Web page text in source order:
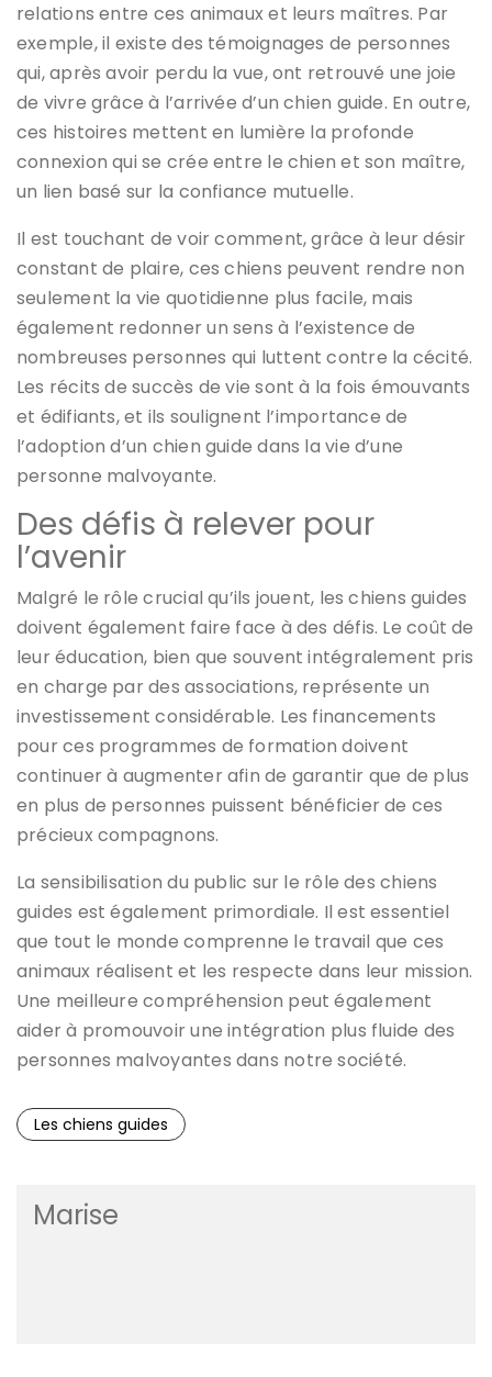
relations entre ces animaux et leurs maîtres. Par
exemple, il existe des témoignages de personnes
qui, après avoir perdu la vue, ont retrouvé une joie
de vivre grâce à l’arrivée d’un chien guide. En outre,
ces histoires mettent en lumière la profonde
connexion qui se crée entre le chien et son maître,
un lien basé sur la confiance mutuelle.
Il est touchant de voir comment, grâce à leur désir
constant de plaire, ces chiens peuvent rendre non
seulement la vie quotidienne plus facile, mais
également redonner un sens à l’existence de
nombreuses personnes qui luttent contre la cécité.
Les récits de succès de vie sont à la fois émouvants
et édifiants, et ils soulignent l’importance de
l’adoption d’un chien guide dans la vie d’une
personne malvoyante.
Des défis à relever pour
l’avenir
Malgré le rôle crucial qu’ils jouent, les chiens guides
doivent également faire face à des défis. Le coût de
leur éducation, bien que souvent intégralement pris
en charge par des associations, représente un
investissement considérable. Les financements
pour ces programmes de formation doivent
continuer à augmenter afin de garantir que de plus
en plus de personnes puissent bénéficier de ces
précieux compagnons.
La sensibilisation du public sur le rôle des chiens
guides est également primordiale. Il est essentiel
que tout le monde comprenne le travail que ces
animaux réalisent et les respecte dans leur mission.
Une meilleure compréhension peut également
aider à promouvoir une intégration plus fluide des
personnes malvoyantes dans notre société.
Les chiens guides
Marise